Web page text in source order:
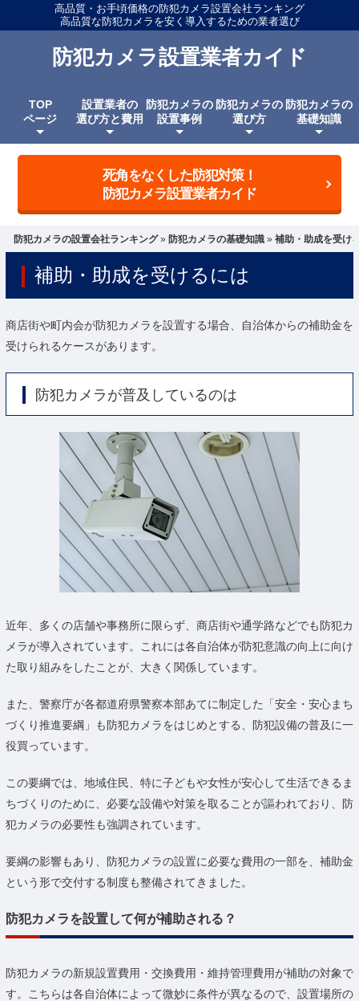
高品質・お手頃価格の防犯カメラ設置会社ランキング
高品質な防犯カメラを安く導入するための業者選び
防犯カメラ設置業者カイド
TOP
ページ
設置業者の
選び方と費用
防犯カメラの
設置事例
防犯カメラの
選び方
防犯カメラの
基礎知識
死角をなくした防犯対策！
防犯カメラ設置業者カイド
防犯カメラの設置会社ランキング» 防犯カメラの基礎知識 » 補助・助成を受け
補助・助成を受けるには
商店街や町内会が防犯カメラを設置する場合、自治体からの補助金を
受けられるケースがあります。
防犯カメラが普及しているのは
近年、多くの店舗や事務所に限らず、商店街や通学路などでも防犯カ
メラが導入されています。これには各自治体が防犯意識の向上に向け
た取り組みをしたことが、大きく関係しています。
また、警察庁が各都道府県警察本部あてに制定した「安全・安心まち
づくり推進要綱」も防犯カメラをはじめとする、防犯設備の普及に一
役買っています。
この要綱では、地域住民、特に子どもや女性が安心して生活できるま
ちづくりのために、必要な設備や対策を取ることが謳われており、防
犯カメラの必要性も強調されています。
要綱の影響もあり、防犯カメラの設置に必要な費用の一部を、補助金
という形で交付する制度も整備されてきました。
防犯カメラを設置して何が補助される？
防犯カメラの新規設置費用・交換費用・維持管理費用が補助の対象で
す。こちらは各自治体によって微妙に条件が異なるので、設置場所の